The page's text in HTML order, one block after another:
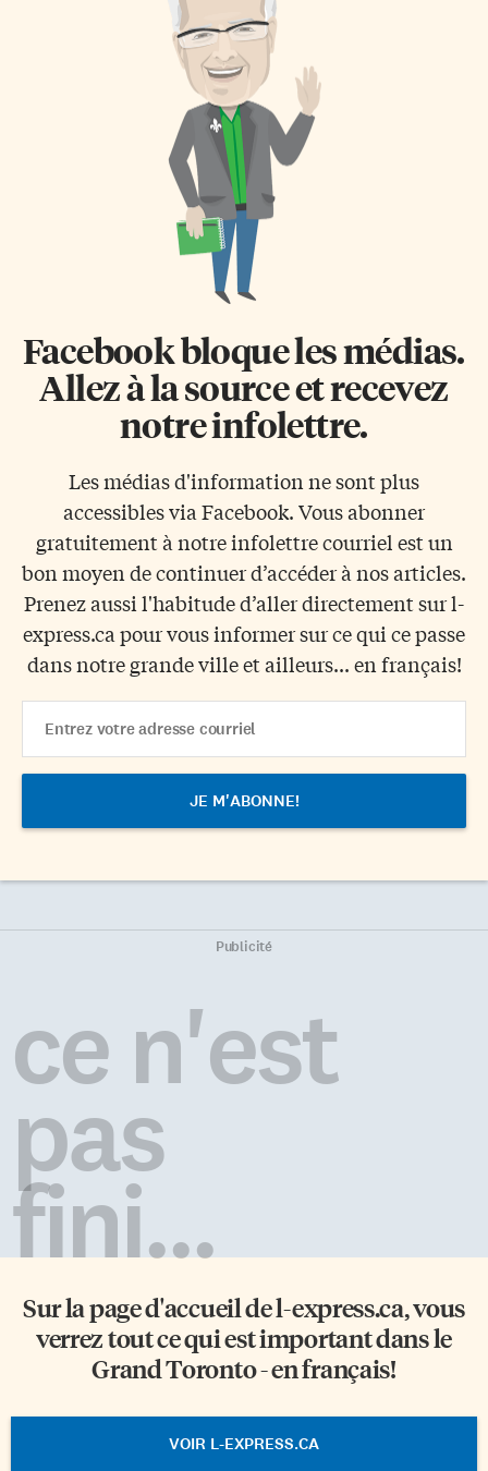
Facebook bloque les médias.
Allez à la source et recevez
notre infolettre.
Les médias d'information ne sont plus
accessibles via Facebook. Vous abonner
gratuitement à notre infolettre courriel est un
bon moyen de continuer d’accéder à nos articles.
Prenez aussi l'habitude d’aller directement sur l-
express.ca pour vous informer sur ce qui ce passe
dans notre grande ville et ailleurs... en français!
Address
Publicité
ce n'est
pas
fini...
Sur la page d'accueil del-express.ca, vous
verrez tout ce qui est important dans le
Grand Toronto - en français!
VOIR L-EXPRESS.CA